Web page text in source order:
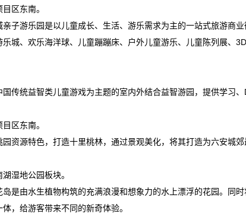
区东南。
亲子游乐园是以儿童成长、生活、游乐需求为主的一站式旅游商
城、欢乐海洋球、儿童蹦蹦床、户外儿童游乐、儿童陈列展、
传统益智类儿童游戏为主题的室内外结合益智游园，提供学习、
区东南。
园资源特色，打造十里桃林，通过景观美化，将其打造为六安城
湿地公园板块。
岛是由水生植物构筑的充满浪漫和想象力的水上漂浮的花园。同
，给游客带来不同的新奇体验。